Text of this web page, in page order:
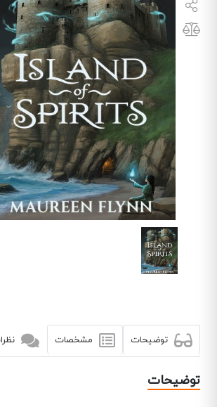
توضیحات مشخصات
توضیحات